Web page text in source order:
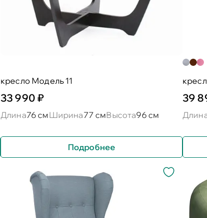
кресло Модель 11
33 990 ₽
Длина76 смШирина77 смВысота96 см
Подробнее
39